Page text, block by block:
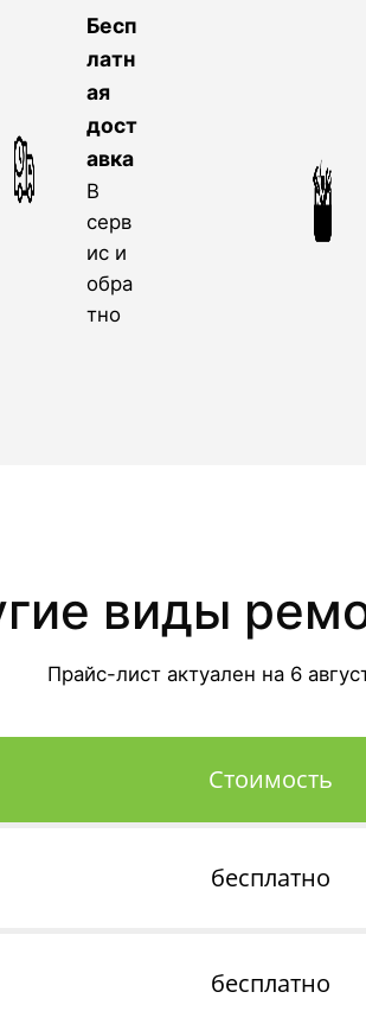
Бесп
латн
ая
дост
авка
В
серв
ис и
обра
тно
виды
Прайс-лист актуален на 6
Стоимость
бесплатно
бесплатно